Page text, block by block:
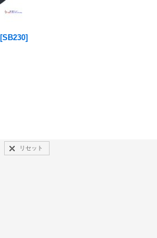
[SB230]
リセット